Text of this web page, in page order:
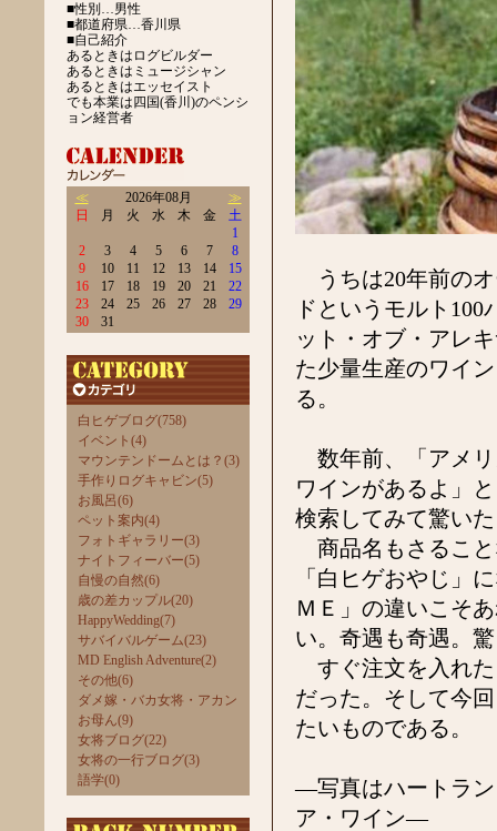
■性別…男性
■都道府県…香川県
■自己紹介
あるときはログビルダー
あるときはミュージシャン
あるときはエッセイスト
でも本業は四国(香川)のペンシ
ョン経営者
≪ 2026年08月
≫
日
月 火 水 木 金
土
1
2
3 4 5 6 7
8
9
10 11 12 13 14
15
16
17 18 19 20 21
22
23
24 25 26 27 28
29
30
31
白ヒゲブログ(758)
イベント(4)
マウンテンドームとは？(3)
手作りログキャビン(5)
お風呂(6)
ペット案内(4)
フォトギャラリー(3)
ナイトフィーバー(5)
自慢の自然(6)
歳の差カップル(20)
HappyWedding(7)
サバイバルゲーム(23)
MD English Adventure(2)
その他(6)
ダメ嫁・バカ女将・アカン
お母ん(9)
女将ブログ(22)
女将の一行ブログ(3)
語学(0)
うちは20年前の
ドというモルト
ット・オブ・アレ
た少量生産のワイ
る。
数年前、「アメリ
ワインがあるよ」
検索してみて驚い
商品名もさること
「白ヒゲおやじ」
ＭＥ」の違いこそ
い。奇遇も奇遇。
すぐ注文を入れた
だった。そして今
たいものである。
―写真はハートラン
ア・ワイン―